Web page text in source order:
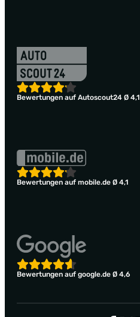
Bewertungen auf Autoscout24 Ø 4,1
Bewertungen auf mobile.de Ø 4,1
Bewertungen auf google.de Ø 4,6